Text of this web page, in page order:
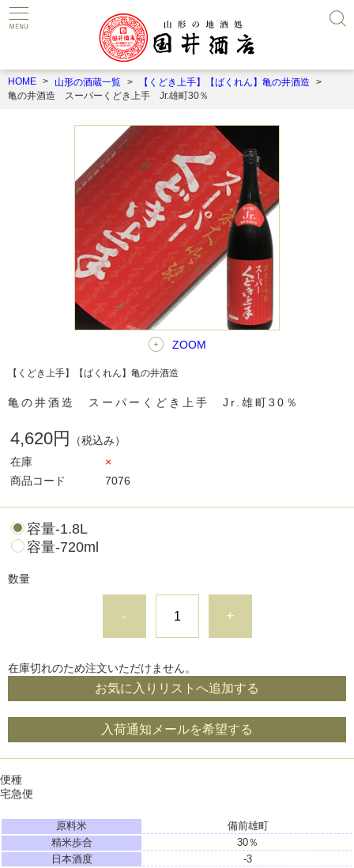
HOME 山形の酒蔵一覧
【くどき上手】【ばくれん】亀の井酒造
亀の井酒造 スーパーくどき上手 Jr.雄町30％
ZOOM
【くどき上手】【ばくれん】亀の井酒造
亀の井酒造 スーパーくどき上手 Jr.雄町30％
4,620円
（税込み）
在庫
×
商品コード
7076
容量-1.8L
容量-720ml
数量
- +
在庫切れのため注文いただけません。
お気に入りリストへ追加する
入荷通知メールを希望する
便種
宅急便
原料米
備前雄町
精米歩合
30％
日本酒度
-3